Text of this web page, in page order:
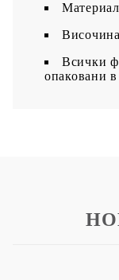
Всички
опаковани